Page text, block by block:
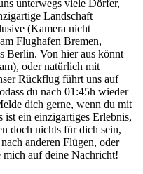
unterwegs viele Dörfer,
Landschaft
(Kamera nicht
Flughafen Bremen,
Berlin. Von hier aus könnt
oder natürlich mit
Rückflug führt uns auf
du nach 01:45h wieder
dich gerne, wenn du mit
ist ein einzigartiges Erlebnis,
doch nichts für dich sein,
anderen Flügen, oder
auf deine Nachricht!